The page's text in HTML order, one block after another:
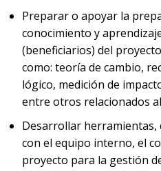
Preparar o apoyar la
conocimiento y
(beneficiarios) del
como: teoría de cambio,
lógico, medición de
entre otros relacionados
Desarrollar herramientas,
con el equipo interno, el
proyecto para la gestión